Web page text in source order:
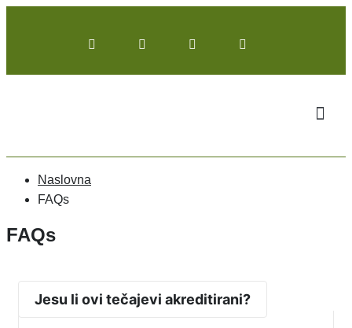
Naslovna
FAQs
FAQs
Jesu li ovi tečajevi akreditirani?